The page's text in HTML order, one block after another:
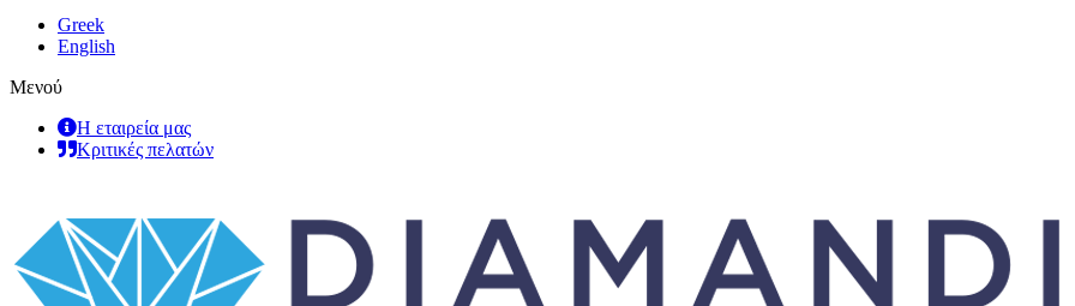
Greek
English
Μενού
Η εταιρεία μας
Κριτικές πελατών